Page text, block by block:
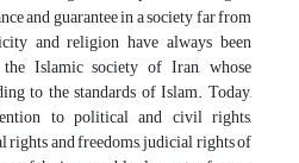
and guarantee in a society far from
and religion have always been
the Islamic society of Iran, whose
to the standards of Islam. Today,
to political and civil rights,
rights and freedoms, judicial rights of